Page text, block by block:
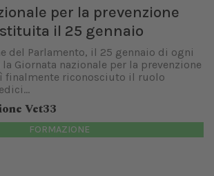
per la prevenzione
il 25 gennaio
del Parlamento, il 25 gennaio di ogni
Giornata nazionale per la prevenzione
finalmente riconosciuto il ruolo
Vet33
FORMAZIONE